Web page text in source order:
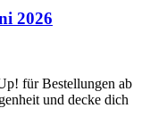
2026
für Bestellungen ab
und decke dich